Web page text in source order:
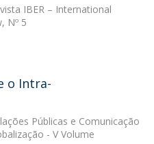
IBER – International
Nº 5
o Intra-
Públicas e Comunicação
- V Volume